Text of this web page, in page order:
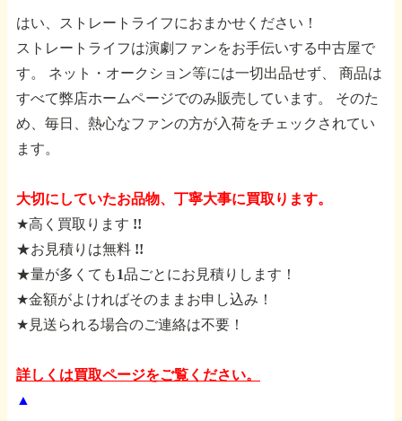
はい、ストレートライフにおまかせください！
ストレートライフは演劇ファンをお手伝いする中古屋で
す。
ネット・オークション等には一切出品せず、
商品は
すべて弊店ホームページでのみ販売しています。
そのた
め、毎日、熱心なファンの方が入荷をチェックされてい
ます。
大切にしていたお品物、丁寧大事に買取ります。
★高く買取ります !!
★お見積りは無料 !!
★量が多くても1品ごとにお見積りします！
★金額がよければそのままお申し込み！
★見送られる場合のご連絡は不要！
詳しくは買取ページをご覧ください。
▲